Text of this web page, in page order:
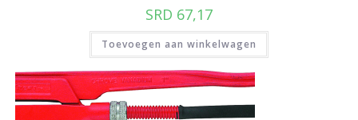
SRD 67,17
Toevoegen aan winkelwagen